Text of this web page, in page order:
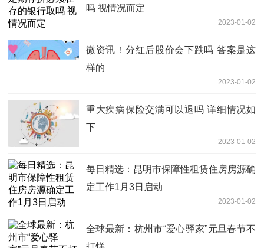
吗 视情况而定
2023-01-02
微资讯！分红后股价会下跌吗 答案是这
样的
2023-01-02
重大疾病保险交满可以退吗 详细情况如
下
2023-01-02
每日精选：昆明市保障性租赁住房房源确
定工作1月3日启动
2023-01-02
全球最新：杭州市“爱心驿家”元旦春节不